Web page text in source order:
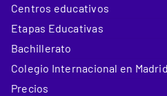
Centros educativos
Etapas Educativas
Bachillerato
Colegio Internacional en Madrid
Precios